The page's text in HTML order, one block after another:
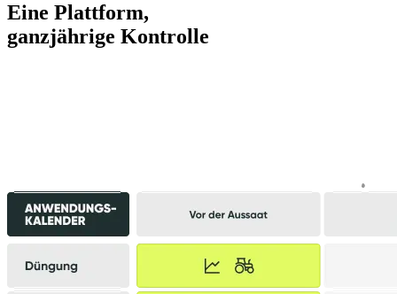
Eine Plattform,
ganzjährige Kontrolle